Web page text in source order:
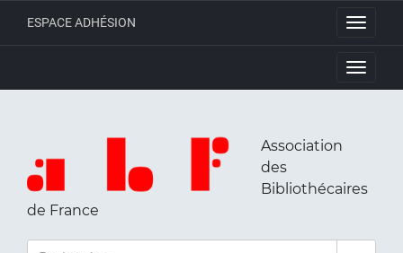
Toggle
ESPACE ADHÉSION
Toggle
Association
des
Bibliothécaires
de France
RECHERCHER